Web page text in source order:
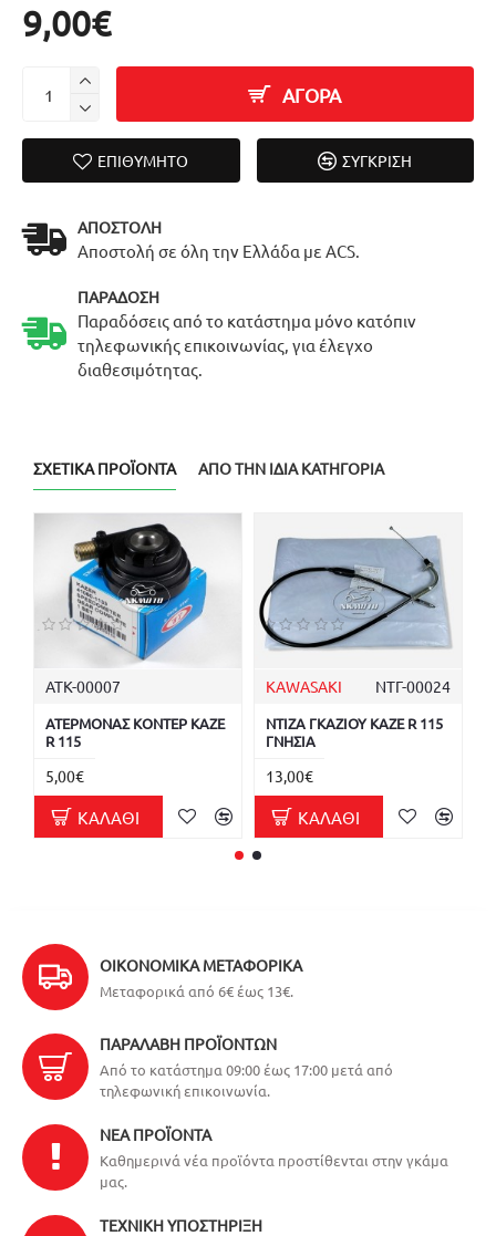
9,00€
ΑΓΟΡΑ
ΕΠΙΘΥΜΗΤΌ ΣΎΓΚΡΙΣΗ
ΑΠΟΣΤΟΛΉ
Αποστολή σε όλη την Ελλάδα με ACS.
ΠΑΡΆΔΟΣΗ
Παραδόσεις από το κατάστημα μόνο κατόπιν
τηλεφωνικής επικοινωνίας, για έλεγχο
διαθεσιμότητας.
ΣΧΕΤΙΚΆ ΠΡΟΪΌΝΤΑ ΑΠΌ ΤΗΝ ΊΔΙΑ ΚΑΤΗΓΟΡΊΑ
ΑΤΚ-00007
ΑΤΕΡΜΟΝΑΣ ΚΟΝΤΕΡ KAZE
R 115
5,00€
ΚΑΛΆΘΙ
KAWASAKI ΝΤΓ-00024
ΝΤΙΖΑ ΓΚΑΖΙΟΥ KAZE R 115
ΓΝΗΣΙΑ
13,00€
ΚΑΛΆΘΙ
ΟΙΚΟΝΟΜΙΚΆ ΜΕΤΑΦΟΡΙΚΆ
Μεταφορικά από 6€ έως 13€.
ΠΑΡΑΛΑΒΉ ΠΡΟΪΌΝΤΩΝ
Από το κατάστημα 09:00 έως 17:00 μετά από
τηλεφωνική επικοινωνία.
ΝΈΑ ΠΡΟΪΌΝΤΑ
Καθημερινά νέα προϊόντα προστίθενται στην γκάμα
μας.
ΤΕΧΝΙΚΉ ΥΠΟΣΤΉΡΙΞΗ